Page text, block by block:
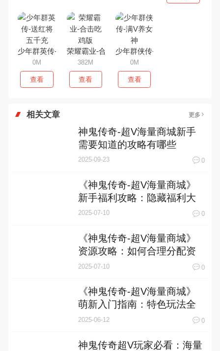
少年群英传-送红将五千充
0M
查看
荣耀霸业-合击吃鸡版
382M
查看
少年群侠传-满V养女神
0M
查看
相关文章 更多
神鬼传奇-超V海量商城新手
需要知道的攻略有哪些
2025-09-23 0
《神鬼传奇-超V海量商城》
新手福利攻略：隐藏福利大
盘点，助你快速崛起！
2025-07-10 0
《神鬼传奇-超V海量商城》
资源攻略：如何合理分配资
源，轻松制霸游戏世界
2025-07-10 0
《神鬼传奇-超V海量商城》
萌新入门指南：特色玩法全
解析
2025-06-12 0
神鬼传奇超V玩家必看：海量